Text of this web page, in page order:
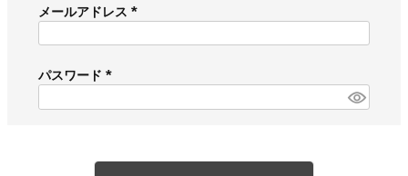
メールアドレス
必
)
パスワード
必